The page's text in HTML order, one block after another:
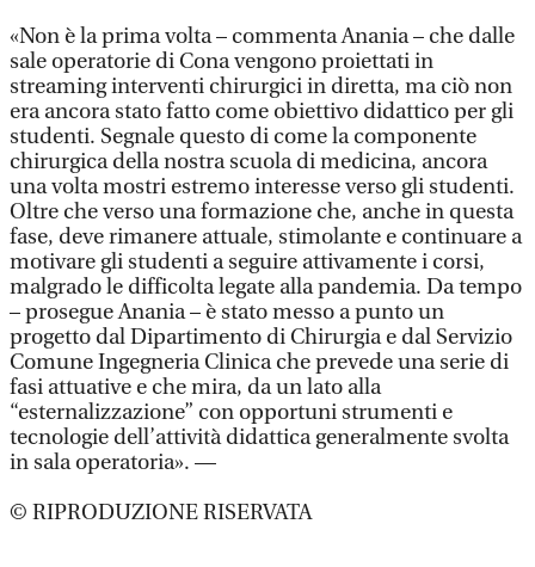
«Non è la prima volta – commenta Anania – che dalle
sale operatorie di Cona vengono proiettati in
streaming interventi chirurgici in diretta, ma ciò non
era ancora stato fatto come obiettivo didattico per gli
studenti. Segnale questo di come la componente
chirurgica della nostra scuola di medicina, ancora
una volta mostri estremo interesse verso gli studenti.
Oltre che verso una formazione che, anche in questa
fase, deve rimanere attuale, stimolante e continuare a
motivare gli studenti a seguire attivamente i corsi,
malgrado le difficolta legate alla pandemia. Da tempo
– prosegue Anania – è stato messo a punto un
progetto dal Dipartimento di Chirurgia e dal Servizio
Comune Ingegneria Clinica che prevede una serie di
fasi attuative e che mira, da un lato alla
“esternalizzazione” con opportuni strumenti e
tecnologie dell’attività didattica generalmente svolta
in sala operatoria». —
© RIPRODUZIONE RISERVATA